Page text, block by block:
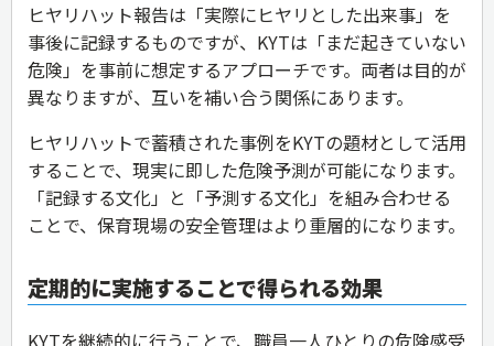
ヒヤリハット報告は「実際にヒヤリとした出来事」を
事後に記録するものですが、KYTは「まだ起きていない
危険」を事前に想定するアプローチです。両者は目的が
異なりますが、互いを補い合う関係にあります。
ヒヤリハットで蓄積された事例をKYTの題材として活用
することで、現実に即した危険予測が可能になります。
「記録する文化」と「予測する文化」を組み合わせる
ことで、保育現場の安全管理はより重層的になります。
定期的に実施することで得られる効果
KYTを継続的に行うことで、職員一人ひとりの危険感受